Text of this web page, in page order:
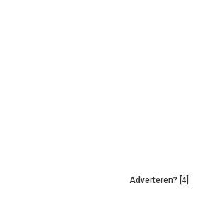
Adverteren? [4]